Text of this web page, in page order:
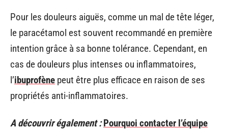
Pour les douleurs aiguës, comme un mal de tête léger,
le paracétamol est souvent recommandé en première
intention grâce à sa bonne tolérance. Cependant, en
cas de douleurs plus intenses ou inflammatoires,
l’ibuprofène peut être plus efficace en raison de ses
propriétés anti-inflammatoires.
A découvrir également : Pourquoi contacter l’équipe